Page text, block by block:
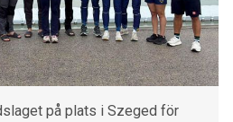
på plats i Szeged för